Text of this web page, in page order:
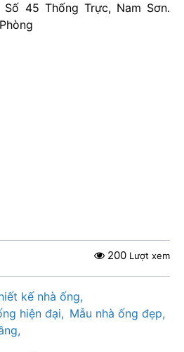
Số 45 Thống Trực, Nam Sơn.
200 Lượt xem
kế nhà ống
hiện đại
Mẫu nhà ống đẹp